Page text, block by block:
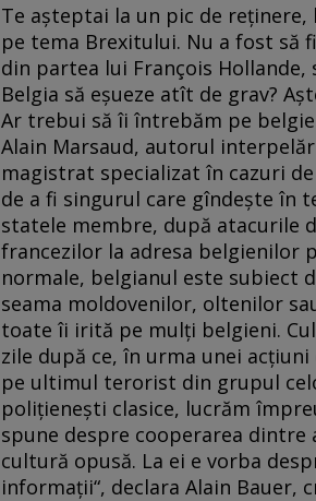
Te așteptai la un pic de
pe tema Brexitului. Nu a fost să
din partea lui François
Belgia să eșueze atît de grav?
Ar trebui să îi întrebăm pe
Alain Marsaud, autorul
magistrat specializat în cazuri
de a fi singurul care gîndește în
statele membre, după atacurile
francezilor la adresa belgienilor
normale, belgianul este subiect
seama moldovenilor, oltenilor
toate îi irită pe mulți belgieni.
zile după ce, în urma unei
pe ultimul terorist din grupul
polițienești clasice, lucrăm
spune despre cooperarea
cultură opusă. La ei e vorba
informații“, declara Alain Bauer,